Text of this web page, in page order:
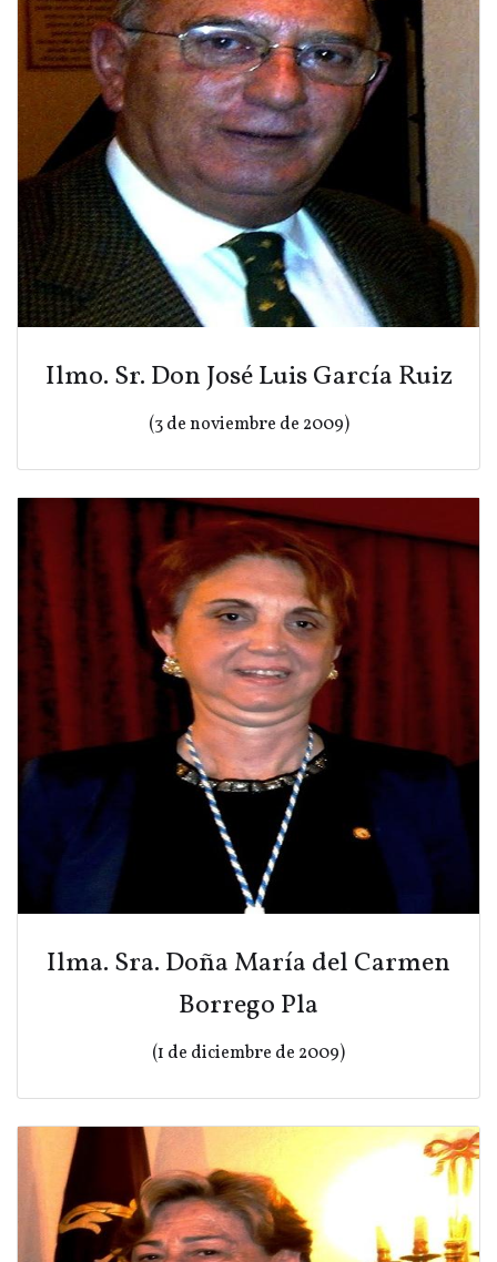
Ilmo. Sr. Don José Luis García Ruiz
(3 de noviembre de 2009)
Ilma. Sra. Doña María del Carmen
Borrego Pla
(1 de diciembre de 2009)